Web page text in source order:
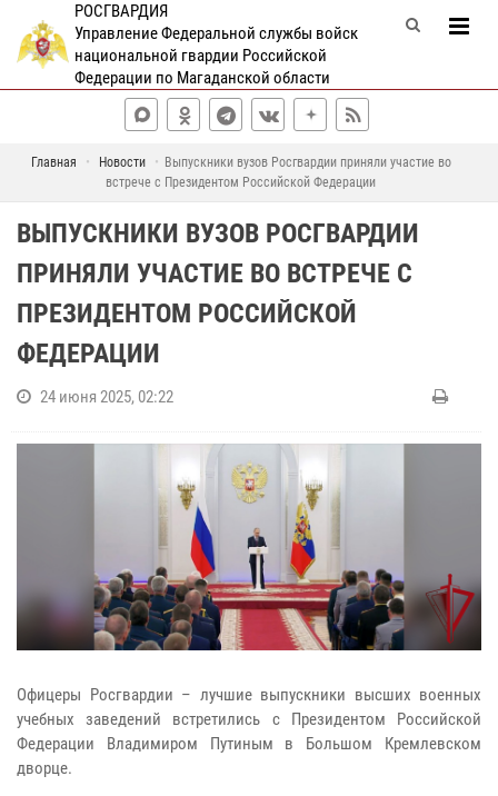
РОСГВАРДИЯ
Управление Федеральной службы войск
национальной гвардии Российской
Федерации по Магаданской области
Главная Новости
Выпускники вузов Росгвардии приняли участие во
встрече с Президентом Российской Федерации
ВЫПУСКНИКИ ВУЗОВ РОСГВАРДИИ
ПРИНЯЛИ УЧАСТИЕ ВО ВСТРЕЧЕ С
ПРЕЗИДЕНТОМ РОССИЙСКОЙ
ФЕДЕРАЦИИ
24 июня 2025, 02:22
Офицеры Росгвардии – лучшие выпускники высших военных
учебных заведений встретились с Президентом Российской
Федерации Владимиром Путиным в Большом Кремлевском
дворце.